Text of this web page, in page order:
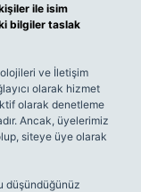
ile isim
bilgiler taslak
ve İletişim
olarak hizmet
olarak denetleme
Ancak, üyelerimiz
siteye üye olarak
düşündüğünüz